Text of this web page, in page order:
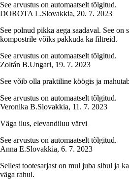
See arvustus on automaatselt tõlgitud.
DOROTA L.Slovakkia, 20. 7. 2023
See polnud pikka aega saadaval. See on
kompostrile võiks pakkuda ka filtreid.
See arvustus on automaatselt tõlgitud.
Zoltán B.Ungari, 19. 7. 2023
See võib olla praktiline köögis ja
See arvustus on automaatselt tõlgitud.
Veronika B.Slovakkia, 11. 7. 2023
Väga ilus, elevandiluu värvi
See arvustus on automaatselt tõlgitud.
Anna E.Slovakkia, 6. 7. 2023
Sellest tootesarjast on mul juba sibul ja
väga rahul.